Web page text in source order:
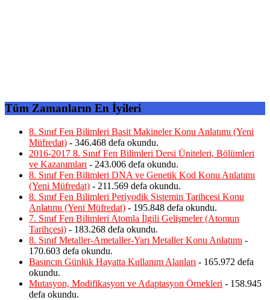
Tüm Zamanların En İyileri
8. Sınıf Fen Bilimleri Basit Makineler Konu Anlatımı (Yeni
Müfredat) - 346.468 defa okundu.
2016-2017 8. Sınıf Fen Bilimleri Dersi Üniteleri, Bölümleri
ve Kazanımları - 243.006 defa okundu.
8. Sınıf Fen Bilimleri DNA ve Genetik Kod Konu Anlatımı
(Yeni Müfredat) - 211.569 defa okundu.
8. Sınıf Fen Bilimleri Periyodik Sistemin Tarihçesi Konu
Anlatımı (Yeni Müfredat) - 195.848 defa okundu.
7. Sınıf Fen Bilimleri Atomla İlgili Gelişmeler (Atomun
Tarihçesi) - 183.268 defa okundu.
8. Sınıf Metaller-Ametaller-Yarı Metaller Konu Anlatımı -
170.603 defa okundu.
Basıncın Günlük Hayatta Kullanım Alanları - 165.972 defa
okundu.
Mutasyon, Modifikasyon ve Adaptasyon Örnekleri - 158.945
defa okundu.